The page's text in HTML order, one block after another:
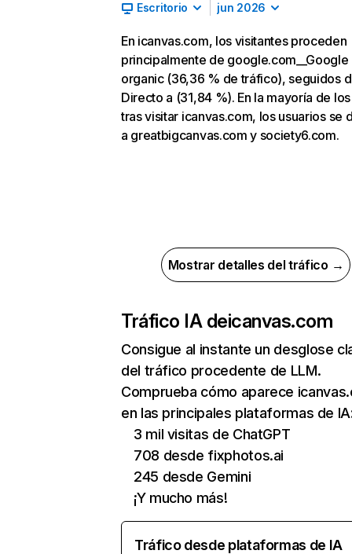
Escritorio jun 2026
En icanvas.com, los visitantes proceden
principalmente de google.com__Google
organic (36,36 % de tráfico), seguidos
Directo a (31,84 %). En la mayoría de
tras visitar icanvas.com, los usuarios se
a greatbigcanvas.com y society6.com.
Mostrar detalles del tráfico →
Tráfico IA deicanvas.com
Consigue al instante un desglose
del tráfico procedente de LLM.
Comprueba cómo aparece
en las principales plataformas de
3 mil visitas de ChatGPT
708 desde fixphotos.ai
245 desde Gemini
¡Y mucho más!
Tráfico desde plataformas de IA